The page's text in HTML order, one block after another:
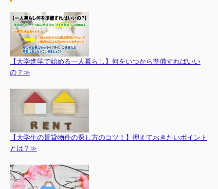
【大学進学で始める一人暮らし】何をいつから準備すればいい
の？≫
【大学生の賃貸物件の探し方のコツ！】押えておきたいポイント
とは？≫